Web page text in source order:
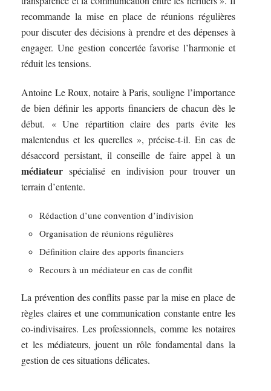
recommande la mise en place de réunions régulières
pour discuter des décisions à prendre et des dépenses à
engager. Une gestion concertée favorise l’harmonie et
réduit les tensions.
Antoine Le Roux, notaire à Paris, souligne l’importance
de bien définir les apports financiers de chacun dès le
début. « Une répartition claire des parts évite les
malentendus et les querelles », précise-t-il. En cas de
désaccord persistant, il conseille de faire appel à un
médiateur spécialisé en indivision pour trouver un
terrain d’entente.
Rédaction d’une convention d’indivision
Organisation de réunions régulières
Définition claire des apports financiers
Recours à un médiateur en cas de conflit
La prévention des conflits passe par la mise en place de
règles claires et une communication constante entre les
co-indivisaires. Les professionnels, comme les notaires
et les médiateurs, jouent un rôle fondamental dans la
gestion de ces situations délicates.